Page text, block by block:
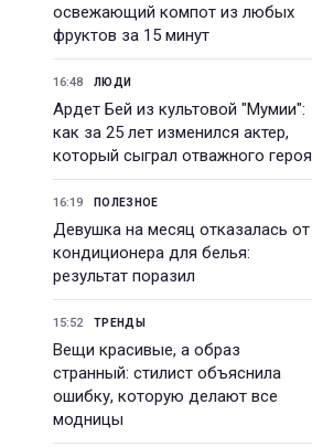
освежающий компот из любых
фруктов за 15 минут
16:48 ЛЮДИ
Ардет Бей из культовой "Мумии":
как за 25 лет изменился актер,
который сыграл отважного героя
16:19 ПОЛЕЗНОЕ
Девушка на месяц отказалась от
кондиционера для белья:
результат поразил
15:52 ТРЕНДЫ
Вещи красивые, а образ
странный: стилист объяснила
ошибку, которую делают все
модницы